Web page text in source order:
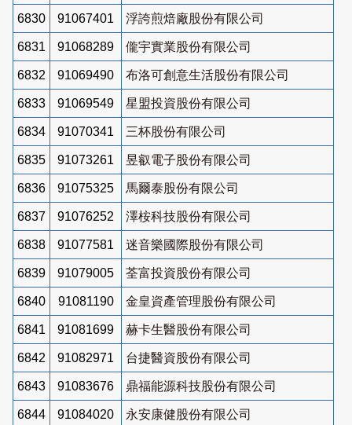
6830 91067401 浮誇煎焙廠股份有限公司
6831 91068289 儱宇實業股份有限公司
6832 91069490 布洛可創意生活股份有限公司
6833 91069549 星盟投資股份有限公司
6834 91070341 三杯股份有限公司
6835 91073261 昱叡電子股份有限公司
6836 91075325 馬爾泰股份有限公司
6837 91076252 澤桉科技股份有限公司
6838 91077581 迷音樂國際股份有限公司
6839 91079005 荃富投資股份有限公司
6840 91081190 金皇資產管理股份有限公司
6841 91081699 赫卡生醫股份有限公司
6842 91082971 台捷醫資股份有限公司
6843 91083676 鼎福能源科技股份有限公司
6844 91084020 永安康健股份有限公司